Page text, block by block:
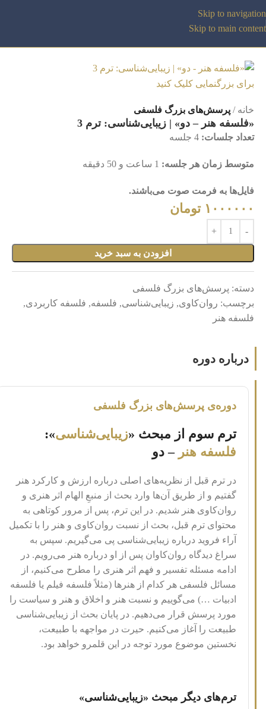
Skip to navigation
Skip to main content
برای بزرگنمایی کلیک کنید
خانه پرسش‌های بزرگ فلسفی
«فلسفه هنر – دو» | زیبایی‌شناسی: ترم 3
تعداد جلسات:
متوسط زمان هر جلسه:
فایل‌ها به فرمت صوت می‌باشند.
۱۰۰۰۰۰۰ تومان
افزودن به سبد خرید
دسته: پرسش‌های بزرگ فلسفی
برچسب: روان‌کاوی, زیبایی‌شناسی, فلسفه, فلسفه کاربردی,
فلسفه هنر
درباره دوره
دوره‌ی پرسش‌های بزرگ فلسفی
ترم سوم از مبحث «زیبایی‌شناسی»:
فلسفه هنر – دو
در ترم قبل از نظریه‌های اصلی درباره ارزش و کارکرد هنر
گفتیم و از طریق آن‌ها وارد بحث از منبعِ الهام اثر هنری و
روان‌کاوی هنر شدیم. در این ترم، پس از مرور کوتاهی به
محتوای ترم قبل، بحث از نسبت روان‌کاوی و هنر را با تکمیل
آراء فروید درباره زیبایی‌شناسی پی می‌گیریم. سپس به
سراغ دیدگاه‌ روان‌کاوان پس از او درباره هنر می‌رویم. در
ادامه مسئله تفسیر و فهم اثر هنری را مطرح می‌کنیم، از
مسائل فلسفی هر کدام از هنر‌ها (مثلاً فلسفه فیلم یا فلسفه
ادبیات …) می‌گوییم و نسبت هنر و اخلاق و هنر و سیاست را
مورد پرسش قرار می‌دهیم. در پایان بحث از زیبایی‌شناسی
طبیعت را آغاز می‌کنیم. حیرت در مواجهه با طبیعت،
نخستین موضوع مورد توجه در این قلمرو خواهد بود.
ترم‌های دیگر مبحث «زیبایی‌شناسی»